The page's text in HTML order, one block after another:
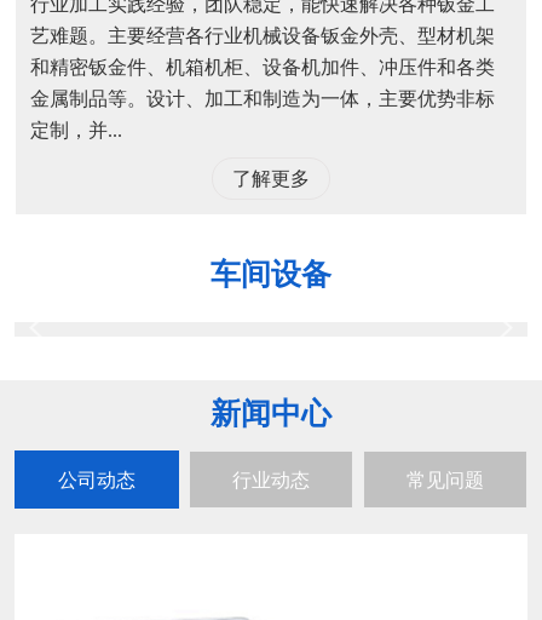
艺难题。主要经营各行业机械设备钣金外壳、型材机架
和精密钣金件、机箱机柜、设备机加件、冲压件和各类
金属制品等。设计、加工和制造为一体，主要优势非标
定制，并...
了解更多
车间设备
新闻中心
公司动态 行业动态 常见问题